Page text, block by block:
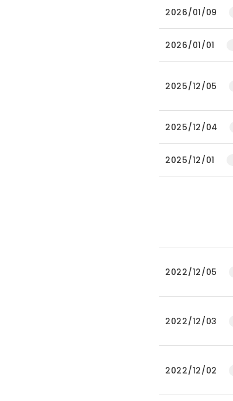
2026/01/09
2026/01/01
2025/12/05
2025/12/04
2025/12/01
2022/12/05
2022/12/03
2022/12/02